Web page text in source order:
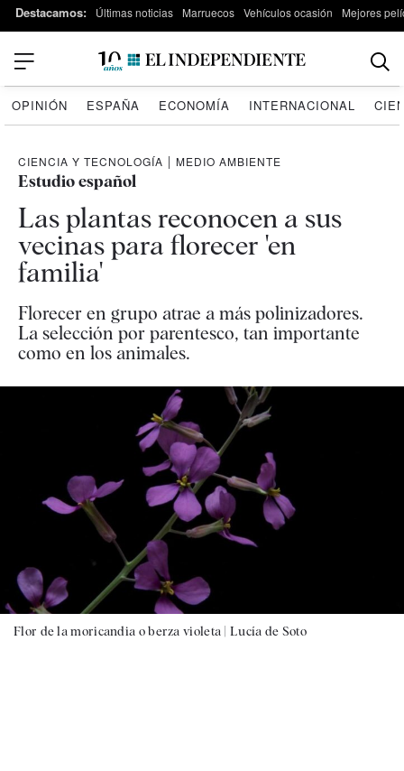
Destacamos: Últimas noticias Marruecos Vehículos ocasión Mejores
OPINIÓN ESPAÑA ECONOMÍA INTERNACIONAL
CIENCIA Y TECNOLOGÍA | MEDIO AMBIENTE
Estudio español
Las plantas reconocen a sus
vecinas para florecer 'en
familia'
Florecer en grupo atrae a más polinizadores.
La selección por parentesco, tan importante
como en los animales.
Flor de la moricandia o berza violeta |Lucía de Soto